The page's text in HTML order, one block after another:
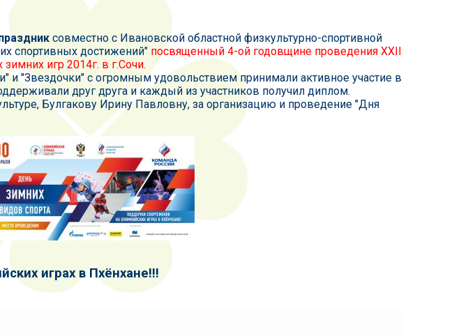
совместно с Ивановской областной физкультурно-спортивной
спортивных достижений" посвященный 4-ой годовщине проведения XXII
игр 2014г. в г.Сочи.
и "Звездочки" с огромным удовольствием принимали активное участие в
друг друга и каждый из участников получил диплом.
Булгакову Ирину Павловну, за организацию и проведение "Дня
играх в Пхёнхане!!!